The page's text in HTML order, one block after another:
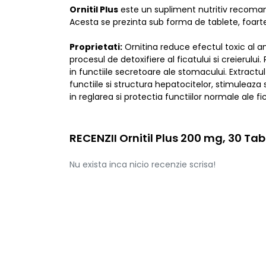
Ornitil Plus este un supliment nutritiv
Acesta se prezinta sub forma de tablete,
Proprietati: Ornitina reduce efectul toxic al
procesul de detoxifiere al ficatului si
in functiile secretoare ale stomacului.
functiile si structura hepatocitelor,
in reglarea si protectia functiilor normale ale
RECENZII Ornitil Plus 200 mg, 30
Nu exista inca nicio recenzie scrisa!